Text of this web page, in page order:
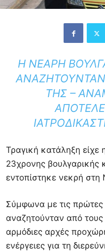
Η ΝΕΑΡΉ
ΤΗΣ –
Τραγική κατάληξη είχε
23χρονης βουλγαρικής
εντοπίστηκε νεκρή
Σύμφωνα με τις
αναζητούνταν από τους
αρμόδιες αρχές
ενέργειες για τη